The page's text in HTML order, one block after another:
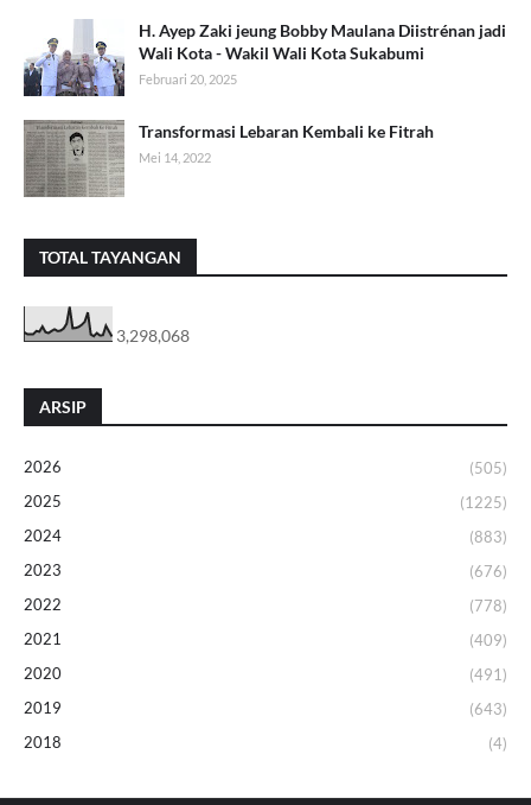
H. Ayep Zaki jeung Bobby Maulana Diistrénan jadi
Wali Kota - Wakil Wali Kota Sukabumi
Februari 20, 2025
Transformasi Lebaran Kembali ke Fitrah
Mei 14, 2022
TOTAL TAYANGAN
3,298,068
ARSIP
2026
(505)
2025
(1225)
2024
(883)
2023
(676)
2022
(778)
2021
(409)
2020
(491)
2019
(643)
2018
(4)